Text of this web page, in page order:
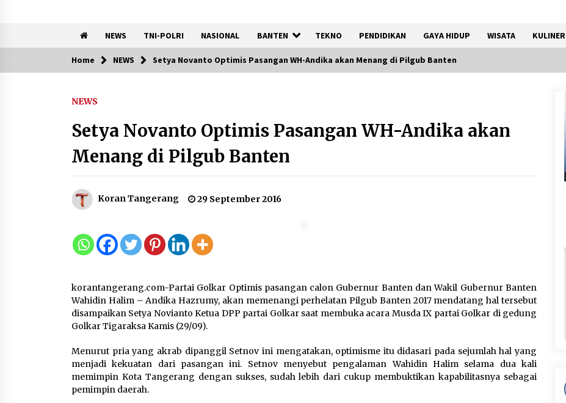
NEWS TNI-POLRI NASIONAL BANTEN TEKNO PENDIDIKAN GAYA HIDUP WISATA KULINER
Trending Now
Pendampingan Pembuatan
Spanduk Sebagai Upaya
Memperkuat Pemasaran
UMKM di Desa Cempaka
Gelar Cek Kesehatan Gratis
Besar hingga Fatal
6 Agustus 2026
Marak Kecelakaan Kapal,
Puan Soroti Minimnya Faktor
Keamanan Transportasi Laut
5 Agustus 2026
Di Forum Internasional Majelis
Persaudaraan Manusia,
Perempuan Bukan Dominasi,
Tapi Merawat Dan Merangkul
5 Agustus 2026
Home NEWS Setya Novanto Optimis Pasangan WH-Andika akan Menang di Pilgub Banten
NEWS
Setya Novanto Optimis Pasangan WH-Andika akan
Menang di Pilgub Banten
Koran Tangerang 29 September 2016
korantangerang.com-Partai Golkar Optimis pasangan calon Gubernur Banten dan Wakil Gubernur Banten
Wahidin Halim – Andika Hazrumy, akan memenangi perhelatan Pilgub Banten 2017 mendatang hal tersebut
disampaikan Setya Novianto Ketua DPP partai Golkar saat membuka acara Musda IX partai Golkar di gedung
Golkar Tigaraksa Kamis (29/09).
Menurut pria yang akrab dipanggil Setnov ini mengatakan, optimisme itu didasari pada sejumlah hal yang
menjadi kekuatan dari pasangan ini. Setnov menyebut pengalaman Wahidin Halim selama dua kali
memimpin Kota Tangerang dengan sukses, sudah lebih dari cukup membuktikan kapabilitasnya sebagai
pemimpin daerah.